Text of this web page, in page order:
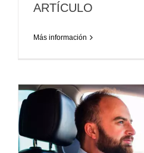
ARTÍCULO
Más información